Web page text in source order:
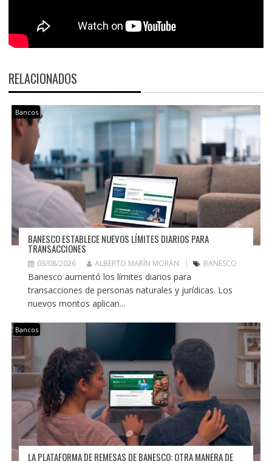
RELACIONADOS
Bancos
BANESCO ESTABLECE NUEVOS LÍMITES DIARIOS PARA
TRANSACCIONES
03/08/2026 ALBERTO MARÍN MORÁN BANESCO
Banesco aumentó los límites diarios para
transacciones de personas naturales y jurídicas. Los
nuevos montos aplican...
Bancos
LA PLATAFORMA DE REMESAS DE BANESCO: OTRA MANERA DE